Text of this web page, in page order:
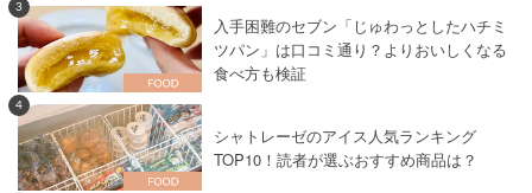
3
入手困難のセブン「じゅわっとしたハチミ
ツパン」は口コミ通り？よりおいしくなる
食べ方も検証
4
シャトレーゼのアイス人気ランキング
TOP10！読者が選ぶおすすめ商品は？